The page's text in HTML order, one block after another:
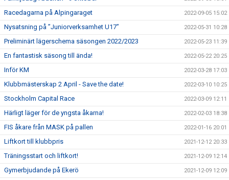
Racedagarna på Alpingaraget 2022-09-05 15:02
Nysatsning på ”Juniorverksamhet U17” 2022-05-31 10:28
Preliminärt lägerschema säsongen 2022/2023 2022-05-23 11:39
En fantastisk säsong till ända! 2022-05-22 20:25
Inför KM 2022-03-28 17:03
Klubbmästerskap 2 April - Save the date! 2022-03-10 10:25
Stockholm Capital Race 2022-03-09 12:11
Härligt läger för de yngsta åkarna! 2022-02-03 18:38
FIS åkare från MASK på pallen 2022-01-16 20:01
Liftkort till klubbpris 2021-12-12 20:33
Träningsstart och liftkort! 2021-12-09 12:14
Gymerbjudande på Ekerö 2021-12-09 12:09